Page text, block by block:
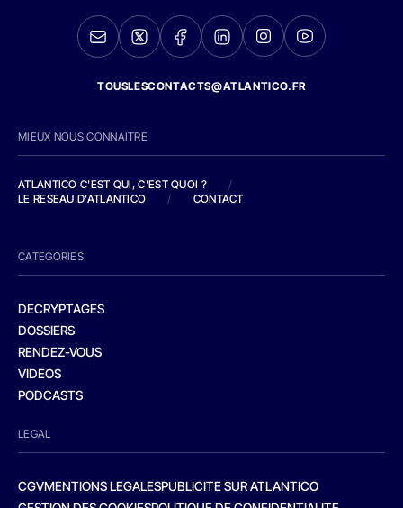
TOUSLESCONTACTS@ATLANTICO.FR
MIEUX NOUS CONNAITRE
ATLANTICO C'EST QUI, C'EST QUOI ?
/
LE RESEAU D'ATLANTICO
/ CONTACT
CATEGORIES
DECRYPTAGES
DOSSIERS
RENDEZ-VOUS
VIDEOS
PODCASTS
LEGAL
CGVMENTIONS LEGALESPUBLICITE SUR ATLANTICO